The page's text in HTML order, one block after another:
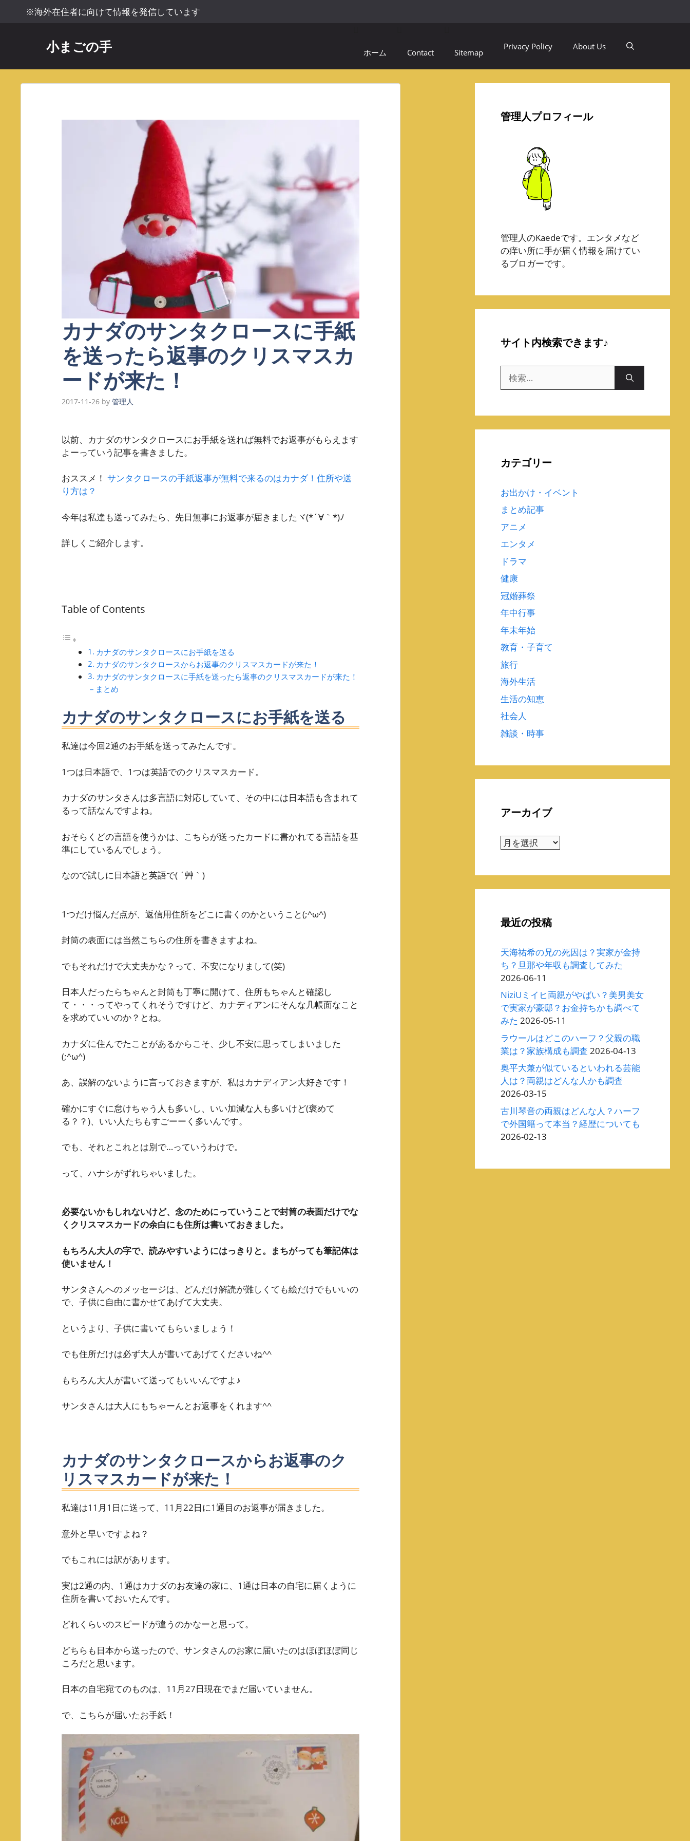
へ
※海外在住者に向けて情報を発信しています
小まごの手 ホーム Contact Sitemap
Privacy Policy About Us
カナダのサンタクロースに手紙
を送ったら返事のクリスマスカ
ードが来た！
2017-11-26 by 管理人
以前、カナダのサンタクロースにお手紙を送れば無料でお返事がもらえます
よーっていう記事を書きました。
おススメ！ サンタクロースの手紙返事が無料で来るのはカナダ！住所や送
り方は？
今年は私達も送ってみたら、先日無事にお返事が届きましたヾ(*´∀｀*)ﾉ
詳しくご紹介します。
Table of Contents
カナダのサンタクロースにお手紙を送る
カナダのサンタクロースからお返事のクリスマスカードが来た！
カナダのサンタクロースに手紙を送ったら返事のクリスマスカードが来た！
－まとめ
カナダのサンタクロースにお手紙を送る
私達は今回2通のお手紙を送ってみたんです。
1つは日本語で、1つは英語でのクリスマスカード。
カナダのサンタさんは多言語に対応していて、その中には日本語も含まれて
るって話なんですよね。
おそらくどの言語を使うかは、こちらが送ったカードに書かれてる言語を基
準にしているんでしょう。
なので試しに日本語と英語で( ´艸｀)
1つだけ悩んだ点が、返信用住所をどこに書くのかということ(;^ω^)
封筒の表面には当然こちらの住所を書きますよね。
でもそれだけで大丈夫かな？って、不安になりまして(笑)
日本人だったらちゃんと封筒も丁寧に開けて、住所もちゃんと確認し
て・・・ってやってくれそうですけど、カナディアンにそんな几帳面なこと
を求めていいのか？とね。
カナダに住んでたことがあるからこそ、少し不安に思ってしまいました
(;^ω^)
あ、誤解のないように言っておきますが、私はカナディアン大好きです！
確かにすぐに怠けちゃう人も多いし、いい加減な人も多いけど(褒めて
る？？)、いい人たちもすごーーく多いんです。
でも、それとこれとは別で…っていうわけで。
って、ハナシがずれちゃいました。
必要ないかもしれないけど、念のためにっていうことで封筒の表面だけでな
くクリスマスカードの余白にも住所は書いておきました。
もちろん大人の字で、読みやすいようにはっきりと。まちがっても筆記体は
使いません！
サンタさんへのメッセージは、どんだけ解読が難しくても絵だけでもいいの
で、子供に自由に書かせてあげて大丈夫。
というより、子供に書いてもらいましょう！
でも住所だけは必ず大人が書いてあげてくださいね^^
もちろん大人が書いて送ってもいいんですよ♪
サンタさんは大人にもちゃーんとお返事をくれます^^
カナダのサンタクロースからお返事のク
リスマスカードが来た！
私達は11月1日に送って、11月22日に1通目のお返事が届きました。
意外と早いですよね？
でもこれには訳があります。
実は2通の内、1通はカナダのお友達の家に、1通は日本の自宅に届くように
住所を書いておいたんです。
どれくらいのスピードが違うのかなーと思って。
どちらも日本から送ったので、サンタさんのお家に届いたのはほぼほぼ同じ
ころだと思います。
日本の自宅宛てのものは、11月27日現在でまだ届いていません。
で、こちらが届いたお手紙！
管理人プロフィール
管理人のKaedeです。エンタメなど
の痒い所に手が届く情報を届けてい
るブロガーです。
サイト内検索できます♪
索:
カテゴリー
お出かけ・イベント
まとめ記事
アニメ
エンタメ
ドラマ
健康
冠婚葬祭
年中行事
年末年始
教育・子育て
旅行
海外生活
生活の知恵
社会人
雑談・時事
アーカイブ
ア
ブ
最近の投稿
天海祐希の兄の死因は？実家が金持
ち？旦那や年収も調査してみた
2026-06-11
NiziUミイヒ両親がやばい？美男美女
で実家が豪邸？お金持ちかも調べて
みた 2026-05-11
ラウールはどこのハーフ？父親の職
業は？家族構成も調査 2026-04-13
奥平大兼が似ているといわれる芸能
人は？両親はどんな人かも調査
2026-03-15
古川琴音の両親はどんな人？ハーフ
で外国籍って本当？経歴についても
2026-02-13